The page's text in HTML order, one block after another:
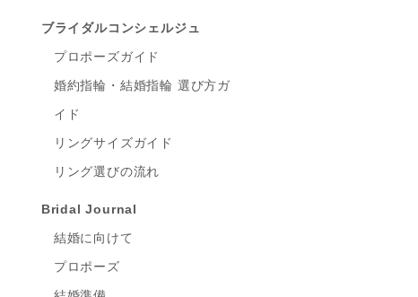
ブライダルコンシェルジュ
プロポーズガイド
婚約指輪・結婚指輪 選び方ガ
イド
リングサイズガイド
リング選びの流れ
Bridal Journal
結婚に向けて
プロポーズ